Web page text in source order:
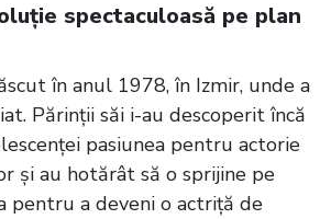
spectaculoasă pe plan
în anul 1978, în Izmir, unde a
Părinții săi i-au descoperit încă
pasiunea pentru actorie
și au hotărât să o sprijine pe
pentru a deveni o actriță de